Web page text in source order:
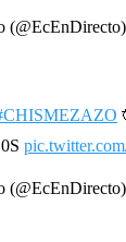
(@EcEnDirecto)
(@EcEnDirecto)